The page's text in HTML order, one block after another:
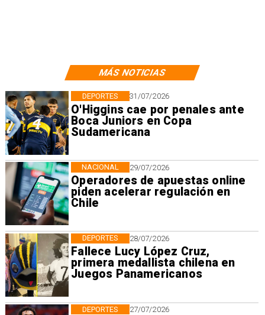
MÁS NOTICIAS
31/07/2026
O'Higgins cae por penales ante
Boca Juniors en Copa
Sudamericana
DEPORTES
29/07/2026
Operadores de apuestas online
piden acelerar regulación en
Chile
NACIONAL
28/07/2026
Fallece Lucy López Cruz,
primera medallista chilena en
Juegos Panamericanos
DEPORTES
27/07/2026
DEPORTES